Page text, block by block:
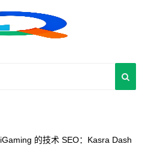
iGaming 的技术 SEO：Kasra Dash